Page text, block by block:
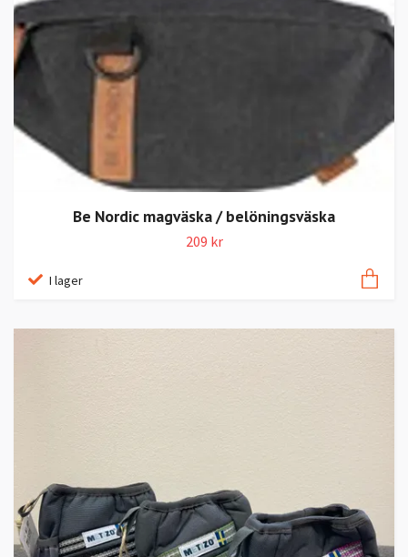
Be Nordic magväska / belöningsväska
209 kr
I lager